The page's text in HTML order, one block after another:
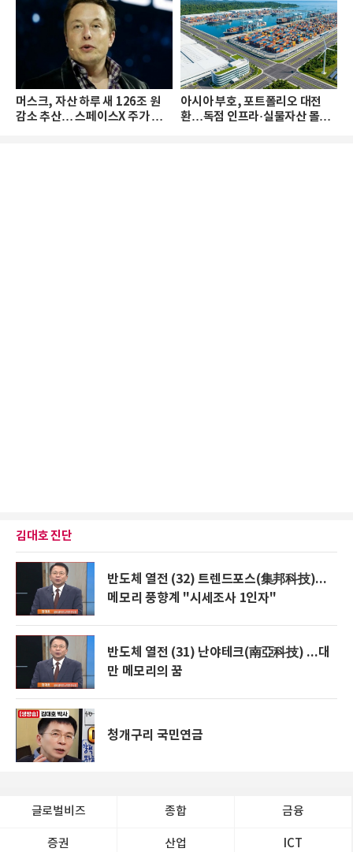
머스크, 자산 하루 새 126조 원
감소 추산… 스페이스X 주가 하
아시아 부호, 포트폴리오 대전
환…독점 인프라·실물자산 몰린
김대호 진단
반도체 열전 (32) 트렌드포스(集邦科技)...
메모리 풍향계 "시세조사 1인자"
반도체 열전 (31) 난야테크(南亞科技) ...대
만 메모리의 꿈
청개구리 국민연금
글로벌비즈 종합 금융
증권 산업 ICT